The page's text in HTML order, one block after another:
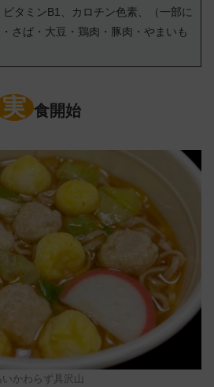
タミンB1、カロチン色素、（一部に
さば・大豆・鶏肉・豚肉・やまいも
実 食開始
いかわらず具沢山